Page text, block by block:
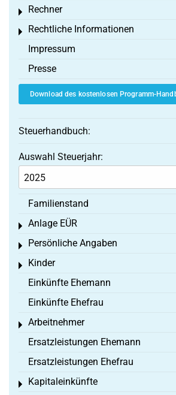
Rechner
Toggle menu
Rechtliche Informationen
Toggle menu
Impressum
Presse
Download des kostenlosen Programm-
Steuerhandbuch:
Auswahl Steuerjahr:
Familienstand
Anlage EÜR
Toggle menu
Persönliche Angaben
Toggle menu
Kinder
Toggle menu
Einkünfte Ehemann
Einkünfte Ehefrau
Arbeitnehmer
Toggle menu
Ersatzleistungen Ehemann
Ersatzleistungen Ehefrau
Kapitaleinkünfte
Toggle menu